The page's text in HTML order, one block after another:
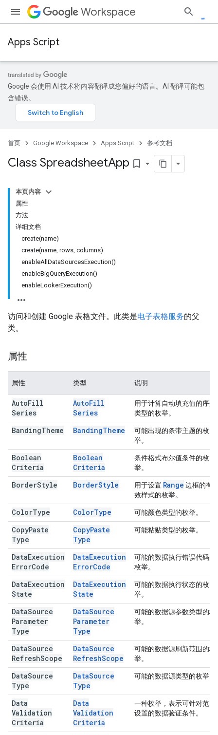
Workspace
Apps Script
Google 会使用 AI 技术将内容翻译成您偏好的语言。AI 翻译可能包
含错误。
首页 Google Workspace Apps Script 参考文档
Class SpreadsheetApp bookmark_border
本页内容
属性
方法
详细文档
create(name)
create(name, rows, columns)
enableAllDataSourcesExecution()
enableBigQueryExecution()
enableLookerExecution()
访问和创建 Google 表格文件。此类是电子表格服务的父
类。
属性
属性 类型 说明
AutoFill
Series
AutoFill
Series
用于计算自动填充值的序列
类型的枚举。
BandingTheme BandingTheme
可能出现的条带主题的枚
举。
Boolean
Criteria
Boolean
Criteria
条件格式布尔值条件的枚
举。
BorderStyle BorderStyle 用于设置 Range 边框的有
效样式的枚举。
ColorType ColorType 可能颜色类型的枚举。
CopyPaste
Type
CopyPaste
Type
可能粘贴类型的枚举。
DataExecution
ErrorCode
DataExecution
ErrorCode
可能的数据执行错误代码的
枚举。
DataExecution
State
DataExecution
State
可能的数据执行状态的枚
举。
DataSource
Parameter
Type
DataSource
Parameter
Type
可能的数据源参数类型的枚
举。
DataSource
RefreshScope
DataSource
RefreshScope
可能的数据源刷新范围的枚
举。
DataSource
Type
DataSource
Type
可能的数据源类型的枚举。
Data
Validation
Criteria
Data
Validation
Criteria
一种枚举，表示可针对范围
设置的数据验证条件。